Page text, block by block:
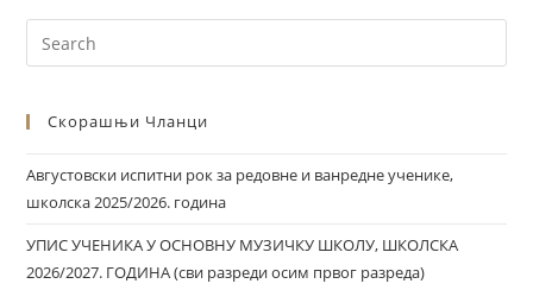
Скорашњи Чланци
Августовски испитни рок за редовне и ванредне ученике,
школска 2025/2026. година
УПИС УЧЕНИКА У ОСНОВНУ МУЗИЧКУ ШКОЛУ, ШКОЛСКА
2026/2027. ГОДИНА (сви разреди осим првог разреда)